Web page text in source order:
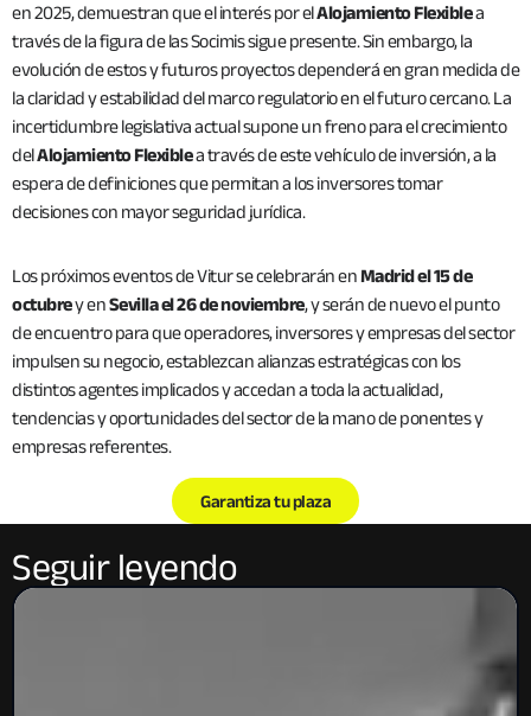
en 2025, demuestran que el interés por elAlojamiento Flexiblea
través de la figura de las Socimis sigue presente. Sin embargo, la
evolución de estos y futuros proyectos dependerá en gran medida de
la claridad y estabilidad del marco regulatorio en el futuro cercano. La
incertidumbre legislativa actual supone un freno para el crecimiento
delAlojamiento Flexiblea través de este vehículo de inversión, a la
espera de definiciones que permitan a los inversores tomar
decisiones con mayor seguridad jurídica.
Los próximos eventos de Vitur se celebrarán enMadrid el 15 de
octubrey enSevilla el 26 de noviembre, y serán de nuevo el punto
de encuentro para que operadores, inversores y empresas del sector
impulsen su negocio, establezcan alianzas estratégicas con los
distintos agentes implicados y accedan a toda la actualidad,
tendencias y oportunidades del sector de la mano de ponentes y
empresas referentes.
Garantiza tu plaza
Seguir leyendo